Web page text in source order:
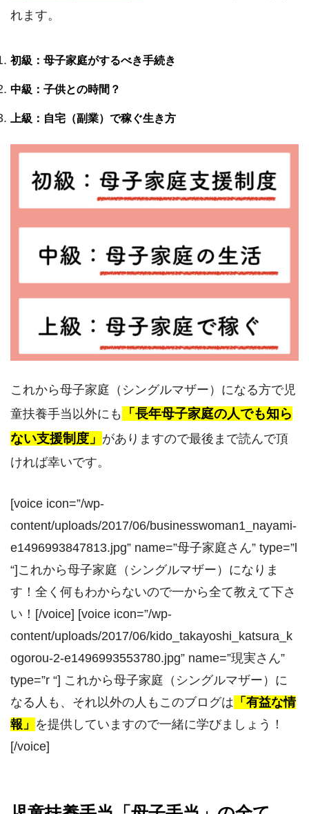
れます。
初級：母子家庭がするべき手続き
中級：子供との時間？
上級：自宅（副業）で稼ぐ生き方
これから母子家庭（シングルマザー）になる方で児
童扶養手当以外にも
「長年母子家庭の人でも知ら
ない支援制度」 がありますので最後まで読んで頂
ければ幸いです。
[voice icon=”/wp-
content/uploads/2017/06/businesswoman1_nayami-
e1496993847813.jpg” name=”母子家庭さん” type=”l
“]これから母子家庭（シングルマザー）になりま
す！全く何もわからないので一から全て教えて下さ
い！[/voice] [voice icon=”/wp-
content/uploads/2017/06/kido_takayoshi_katsura_k
ogorou-2-e1496993553780.jpg” name=”現実さん”
type=”r “] これから母子家庭（シングルマザー）に
なる人も、それ以外の人もこのブログは 「有益な情
報」 を提供していますので一緒に学びましょう！
[/voice]